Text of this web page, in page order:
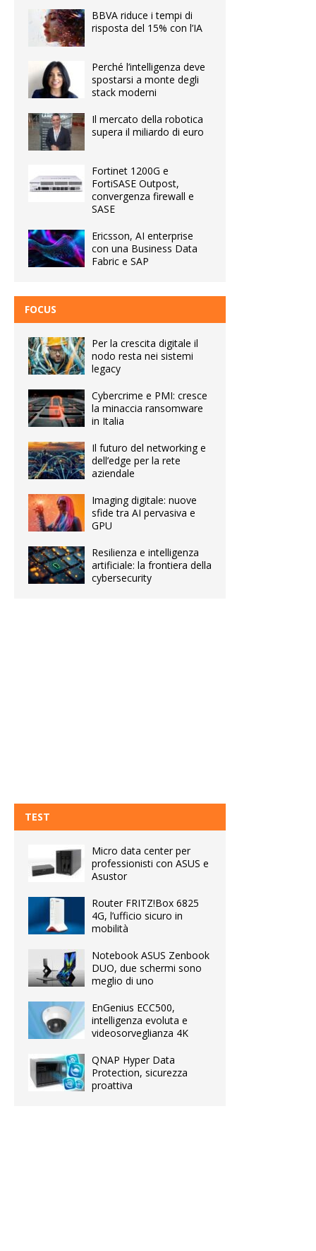
BBVA riduce i tempi di
risposta del 15% con l’IA
Perché l’intelligenza deve
spostarsi a monte degli
stack moderni
Il mercato della robotica
supera il miliardo di euro
Fortinet 1200G e
FortiSASE Outpost,
convergenza firewall e
SASE
Ericsson, AI enterprise
con una Business Data
Fabric e SAP
FOCUS
Per la crescita digitale il
nodo resta nei sistemi
legacy
Cybercrime e PMI: cresce
la minaccia ransomware
in Italia
Il futuro del networking e
dell’edge per la rete
aziendale
Imaging digitale: nuove
sfide tra AI pervasiva e
GPU
Resilienza e intelligenza
artificiale: la frontiera della
cybersecurity
TEST
Micro data center per
professionisti con ASUS e
Asustor
Router FRITZ!Box 6825
4G, l’ufficio sicuro in
mobilità
Notebook ASUS Zenbook
DUO, due schermi sono
meglio di uno
EnGenius ECC500,
intelligenza evoluta e
videosorveglianza 4K
QNAP Hyper Data
Protection, sicurezza
proattiva